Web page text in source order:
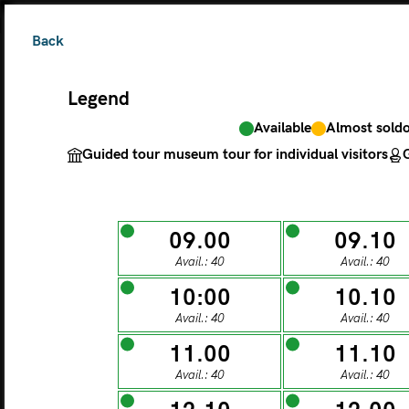
The ticket grants
Legend
Available
Guided tour
M
MONDAY
Back
Legend
Available Almost
Guided tour museum tour for individual visitors
09.00
Avail.: 40
09.10
Avail.: 40
10:00
Avail.: 40
10.10
Avail.: 40
11.00
Avail.: 40
11.10
Avail.: 40